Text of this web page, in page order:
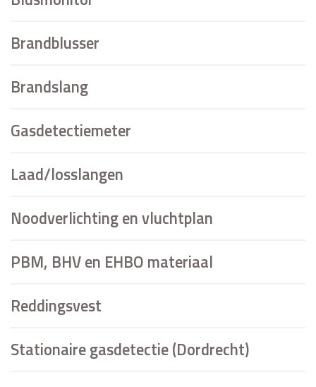
Brandblusser
Brandslang
Gasdetectiemeter
Laad/losslangen
Noodverlichting en vluchtplan
PBM, BHV en EHBO materiaal
Reddingsvest
Stationaire gasdetectie (Dordrecht)